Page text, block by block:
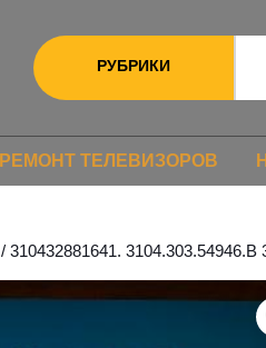
РУБРИКИ
РЕМОНТ ТЕЛЕВИЗОРОВ
/ 310432881641. 3104.303.54946.B